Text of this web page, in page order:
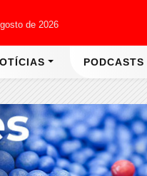
de 2026
PODCASTS